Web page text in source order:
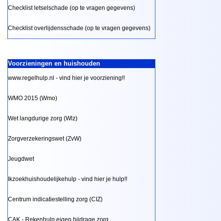
Checklist letselschade (op te vragen gegevens)
Checklist overlijdensschade (op te vragen gegevens)
Voorzieningen en huishouden
www.regelhulp.nl - vind hier je voorziening!!
WMO 2015 (Wmo)
Wet langdurige zorg (Wlz)
Zorgverzekeringswet (ZvW)
Jeugdwet
Ikzoekhuishoudelijkehulp - vind hier je hulp!!
Centrum indicatiestelling zorg (CIZ)
CAK - Rekenhulp eigen bijdrage zorg